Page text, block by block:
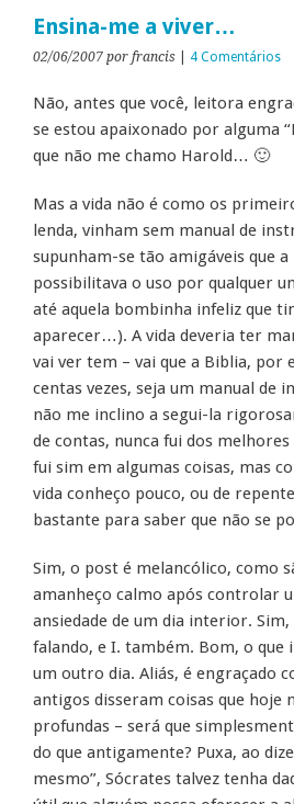
Ensina-me a viver…
02/06/2007 por francis 4 Comentários
Não, antes que você, leitora
se estou apaixonado por alguma
que não me chamo Harold… 🙂
Mas a vida não é como os
lenda, vinham sem manual de
supunham-se tão amigáveis que
possibilitava o uso por qualquer
até aquela bombinha infeliz que
aparecer…). A vida deveria ter
vai ver tem – vai que a Biblia, por
centas vezes, seja um manual de
não me inclino a segui-la
de contas, nunca fui dos
fui sim em algumas coisas, mas
vida conheço pouco, ou de
bastante para saber que não se
Sim, o post é melancólico, como
amanheço calmo após controlar
ansiedade de um dia interior. Sim,
falando, e I. também. Bom, o que
um outro dia. Aliás, é engraçado
antigos disseram coisas que hoje
profundas – será que
do que antigamente? Puxa, ao
mesmo”, Sócrates talvez tenha